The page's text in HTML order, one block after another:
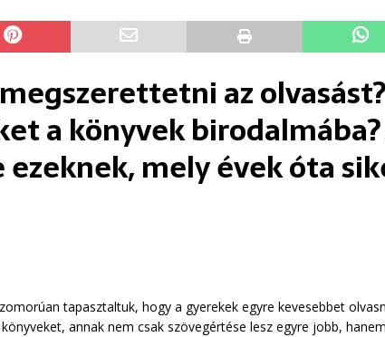
az
a könyvek
mely évek óta
tapasztaltuk, hogy a gyerekek egyre kevesebbet
annak nem csak szövegértése lesz egyre jobb,